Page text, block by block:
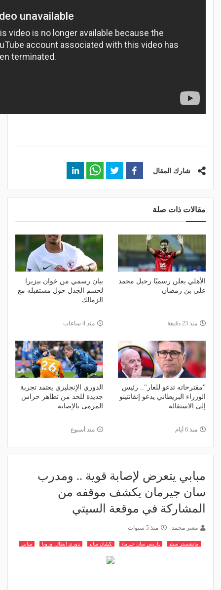
شارك المقال
مقالات ذات صلة
الأهلي يعلن رسميًا رحيل محمد
علي بن رمضان
منذ 23 دقيقة
بيان رسمي من خوان بيزيرا
لحسم الجدل حول مستقبله مع
الزمالك
منذ 4 ساعات
"مقترحاته تدعو للعار".. رئيس
الوزراء البريطاني يدعو إنفانتينو
إلى الاستقالة
منذ 6 أيام
الدوري الإنجليزي يعتمد تجربة
جديدة للحد من تظاهر حراس
المرمى بالإصابة
منذ أسبوع
مبابي يتعرض لإصابة قوية .. ومدرب
سان جيرمان يكشف موقفه من
المشاركة في موقعة السيتي
معتز محمد منذ 5 سنوات
مانشستر سيتي باريس سان جيرمان كيليان مبابي دوري ابطال اوروبا مبابي